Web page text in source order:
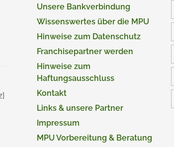
Unsere Bankverbindung
Wissenswertes über die MPU
Hinweise zum Datenschutz
Franchisepartner werden
Hinweise zum
Haftungsausschluss
Kontakt
Links & unsere Partner
Impressum
MPU Vorbereitung & Beratung